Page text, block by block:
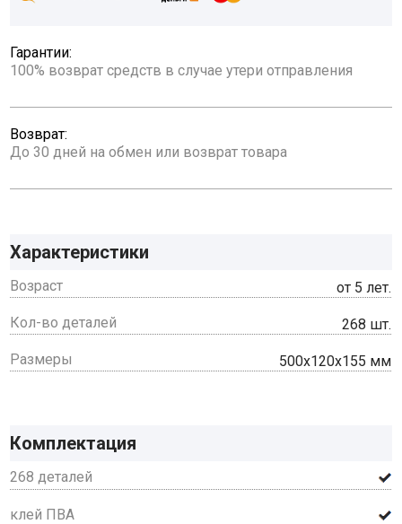
Гарантии:
100% возврат средств в случае утери отправления
Возврат:
До 30 дней на обмен или возврат товара
Характеристики
Возраст от 5 лет.
Кол-во деталей 268 шт.
Размеры 500х120х155 мм
Комплектация
268 деталей
клей ПВА